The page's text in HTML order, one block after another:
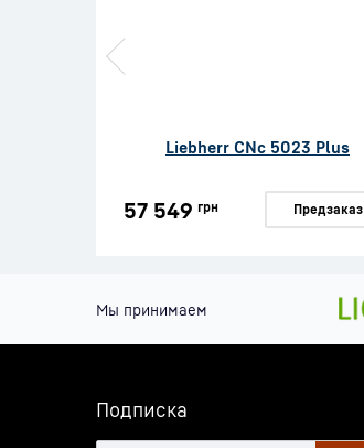
Liebherr CNc 5023 Plus
57 549 грн Предзаказ
Мы принимаем
Подписка